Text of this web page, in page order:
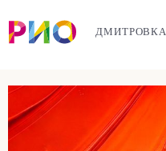
ДМИТРОВКА